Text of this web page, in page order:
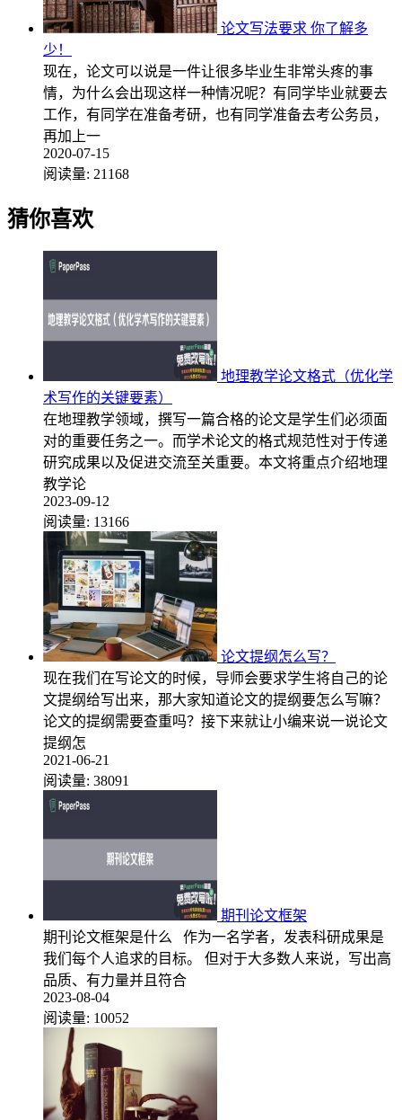
论文写法要求 你了解多
少！
现在，论文可以说是一件让很多毕业生非常头疼的事
情，为什么会出现这样一种情况呢？有同学毕业就要去
工作，有同学在准备考研，也有同学准备去考公务员，
再加上一
2020-07-15
阅读量: 21168
猜你喜欢
地理教学论文格式（优化学
术写作的关键要素）
在地理教学领域，撰写一篇合格的论文是学生们必须面
对的重要任务之一。而学术论文的格式规范性对于传递
研究成果以及促进交流至关重要。本文将重点介绍地理
教学论
2023-09-12
阅读量: 13166
论文提纲怎么写？
现在我们在写论文的时候，导师会要求学生将自己的论
文提纲给写出来，那大家知道论文的提纲要怎么写嘛？
论文的提纲需要查重吗？接下来就让小编来说一说论文
提纲怎
2021-06-21
阅读量: 38091
期刊论文框架
期刊论文框架是什么 作为一名学者，发表科研成果是
我们每个人追求的目标。 但对于大多数人来说，写出高
品质、有力量并且符合
2023-08-04
阅读量: 10052